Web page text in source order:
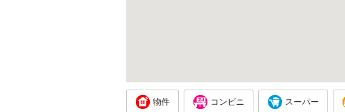
物件 コンビニ スーパー